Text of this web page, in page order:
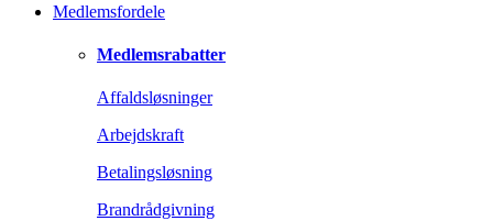
Medlemsfordele
Medlemsrabatter
Affaldsløsninger
Arbejdskraft
Betalingsløsning
Brandrådgivning